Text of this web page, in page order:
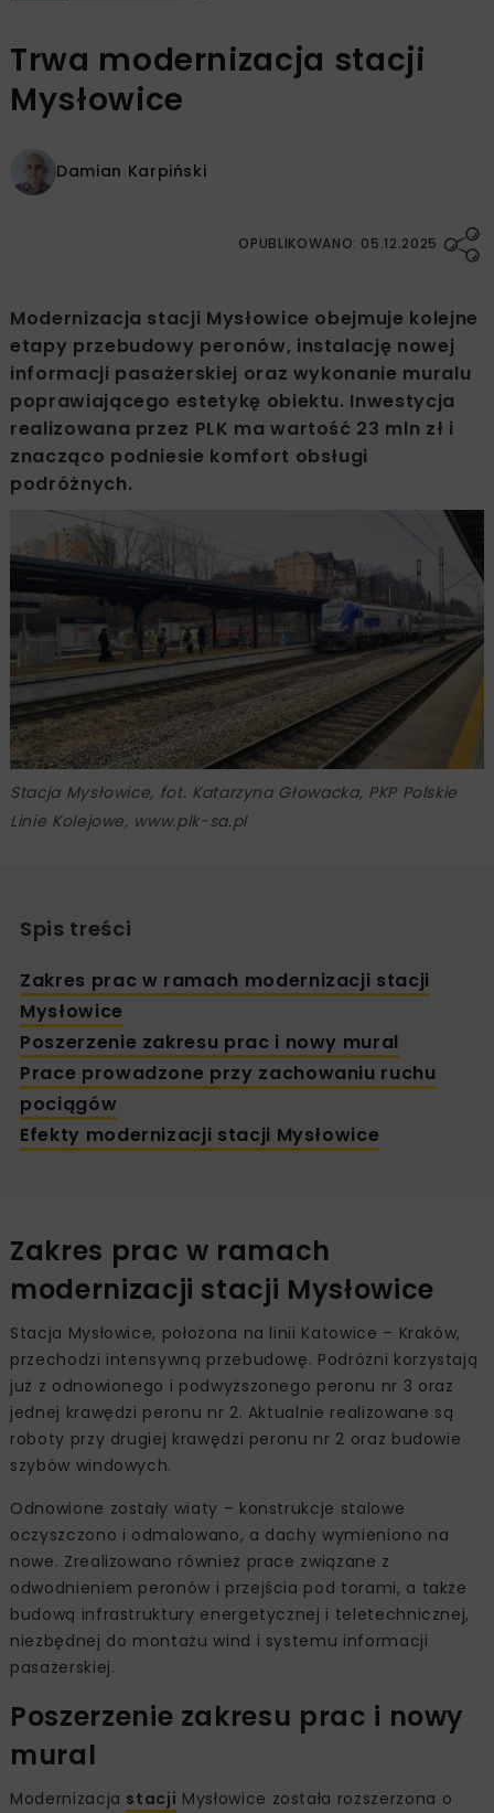
Trwa modernizacja stacji
Mysłowice
Damian Karpiński
OPUBLIKOWANO: 05.12.2025
Modernizacja stacji Mysłowice obejmuje kolejne
etapy przebudowy peronów, instalację nowej
informacji pasażerskiej oraz wykonanie muralu
poprawiającego estetykę obiektu. Inwestycja
realizowana przez PLK ma wartość 23 mln zł i
znacząco podniesie komfort obsługi
podróżnych.
Stacja Mysłowice, fot. Katarzyna Głowacka, PKP Polskie
Linie Kolejowe, www.plk-sa.pl
Spis treści
Zakres prac w ramach modernizacji stacji
Mysłowice
Poszerzenie zakresu prac i nowy mural
Prace prowadzone przy zachowaniu ruchu
pociągów
Efekty modernizacji stacji Mysłowice
Zakres prac w ramach
modernizacji stacji Mysłowice
Stacja Mysłowice, położona na linii Katowice – Kraków,
przechodzi intensywną przebudowę. Podróżni korzystają
już z odnowionego i podwyższonego peronu nr 3 oraz
jednej krawędzi peronu nr 2. Aktualnie realizowane są
roboty przy drugiej krawędzi peronu nr 2 oraz budowie
szybów windowych.
Odnowione zostały wiaty – konstrukcje stalowe
oczyszczono i odmalowano, a dachy wymieniono na
nowe. Zrealizowano również prace związane z
odwodnieniem peronów i przejścia pod torami, a także
budową infrastruktury energetycznej i teletechnicznej,
niezbędnej do montażu wind i systemu informacji
pasażerskiej.
Poszerzenie zakresu prac i nowy
mural
Modernizacja stacji Mysłowice została rozszerzona o